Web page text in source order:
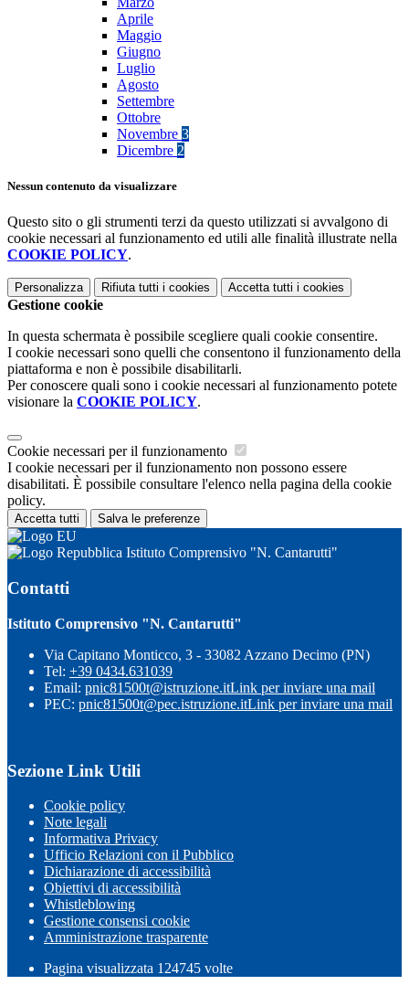
Aprile
Maggio
Giugno
Luglio
Agosto
Settembre
Ottobre
Novembre 3
Dicembre 2
Nessun contenuto da visualizzare
Questo sito o gli strumenti terzi da questo utilizzati si avvalgono di
cookie necessari al funzionamento ed utili alle finalità illustrate nella
COOKIE POLICY.
Personalizza Rifiuta tutti i cookies Accetta tutti i cookies
Gestione cookie
In questa schermata è possibile scegliere quali cookie consentire.
I cookie necessari sono quelli che consentono il funzionamento della
piattaforma e non è possibile disabilitarli.
Per conoscere quali sono i cookie necessari al funzionamento potete
visionare la COOKIE POLICY.
Cookie necessari per il funzionamento
I cookie necessari per il funzionamento non possono essere
disabilitati. È possibile consultare l'elenco nella pagina della cookie
policy.
Accetta tutti Salva le preferenze
Istituto Comprensivo "N. Cantarutti"
Contatti
Istituto Comprensivo "N. Cantarutti"
Via Capitano Monticco, 3 - 33082 Azzano Decimo (PN)
Tel: +39 0434.631039
Email: pnic81500t@istruzione.itLink per inviare una mail
PEC: pnic81500t@pec.istruzione.itLink per inviare una mail
Sezione Link Utili
Cookie policy
Note legali
Informativa Privacy
Ufficio Relazioni con il Pubblico
Dichiarazione di accessibilità
Obiettivi di accessibilità
Whistleblowing
Gestione consensi cookie
Amministrazione trasparente
Pagina visualizzata 124745 volte